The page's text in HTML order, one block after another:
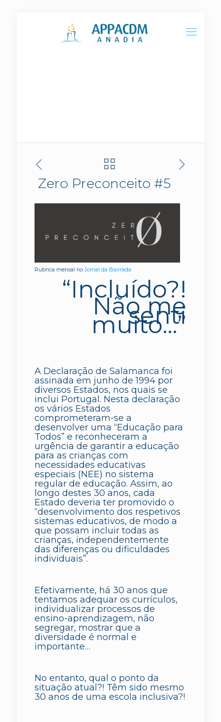
Zero Preconceito #5
Rubrica mensal noJornal da Bairrada
“Incluído?!
Não me
senti
muito…”
A Declaração de Salamanca foi
assinada em junho de 1994 por
diversos Estados, nos quais se
inclui Portugal. Nesta declaração
os vários Estados
comprometeram-se a
desenvolver uma “Educação para
Todos” e reconheceram a
urgência de garantir a educação
para as crianças com
necessidades educativas
especiais (NEE) no sistema
regular de educação. Assim, ao
longo destes 30 anos, cada
Estado deveria ter promovido o
“desenvolvimento dos respetivos
sistemas educativos, de modo a
que possam incluir todas as
crianças, independentemente
das diferenças ou dificuldades
individuais”.
Efetivamente, há 30 anos que
tentamos adequar os currículos,
individualizar processos de
ensino-aprendizagem, não
segregar, mostrar que a
diversidade é normal e
importante…
No entanto, qual o ponto da
situação atual?! Têm sido mesmo
30 anos de uma escola inclusiva?!